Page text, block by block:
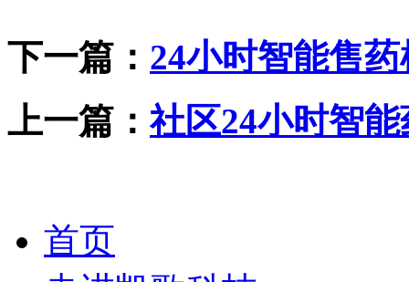
下一篇： 24小时智能售
上一篇：社区24小时智
首页